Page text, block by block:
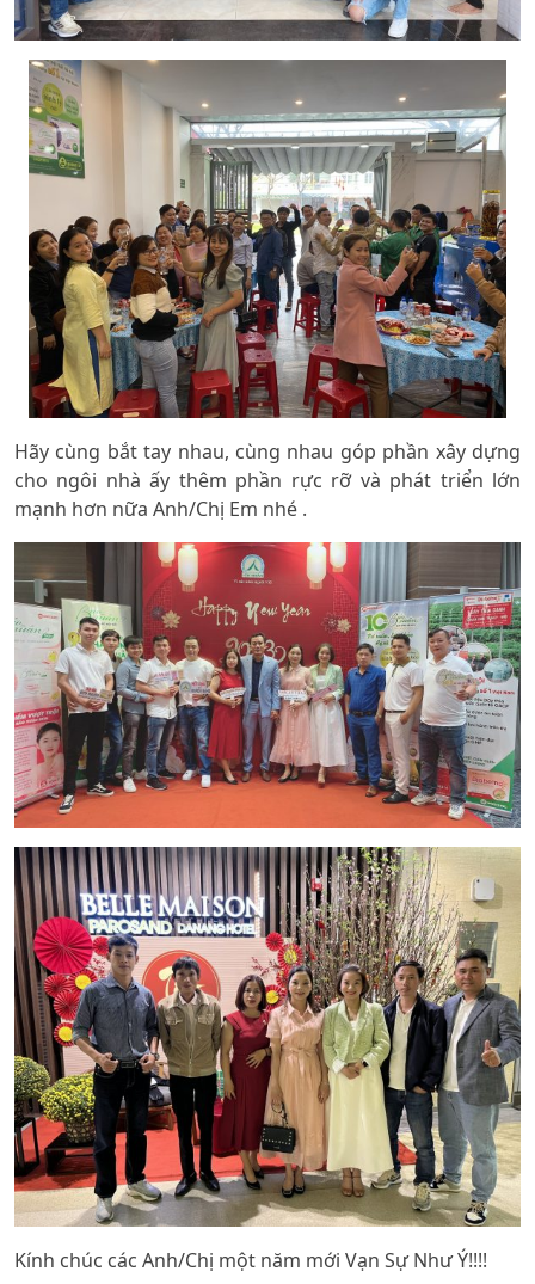
Hãy cùng bắt tay nhau, cùng nhau góp phần xây dựng
cho ngôi nhà ấy thêm phần rực rỡ và phát triển lớn
mạnh hơn nữa Anh/Chị Em nhé .
Kính chúc các Anh/Chị một năm mới Vạn Sự Như Ý!!!!